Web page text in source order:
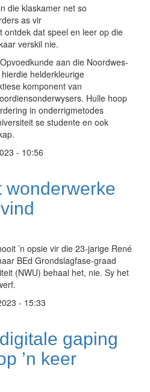
die klaskamer net so
as vir
ontdek dat speel en leer op die
verskil nie.
aan die Noordwes-
helderkleurige
komponent van
Hulle hoop
in onderrigmetodes
se studente en ook
- 10:56
wonderwerke
’n opsie vir die 23-jarige René
BEd Grondslagfase-graad
(NWU) behaal het, nie. Sy het
- 15:33
gaping
’n keer